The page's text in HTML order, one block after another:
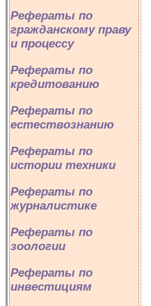
Рефераты по
гражданскому праву
и процессу
Рефераты по
кредитованию
Рефераты по
естествознанию
Рефераты по
истории техники
Рефераты по
журналистике
Рефераты по
зоологии
Рефераты по
инвестициям